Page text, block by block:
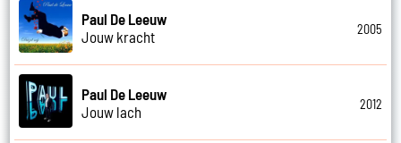
Paul De Leeuw
Jouw kracht
2005
Paul De Leeuw
Jouw lach
2012